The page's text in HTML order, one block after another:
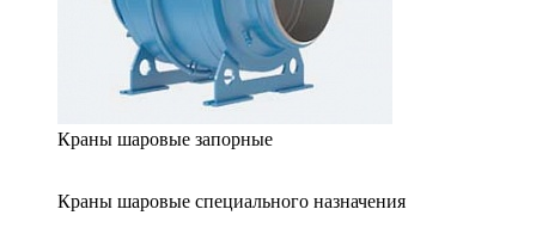
Краны шаровые запорные
Краны шаровые специального назначения